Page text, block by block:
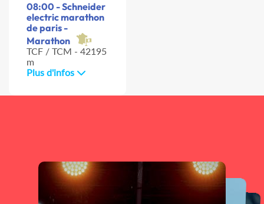
08:00 - Schneider
electric marathon
de paris -
Marathon
TCF / TCM - 42195
m
Plus d'infos